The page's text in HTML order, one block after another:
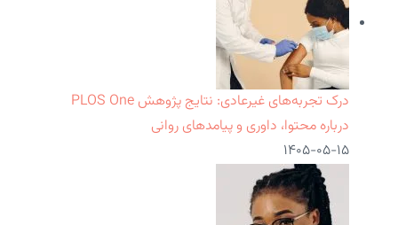
درک تجربه‌های غیرعادی: نتایج پژوهش PLOS One
درباره محتوا، داوری و پیامدهای روانی
۱۴۰۵-۰۵-۱۵